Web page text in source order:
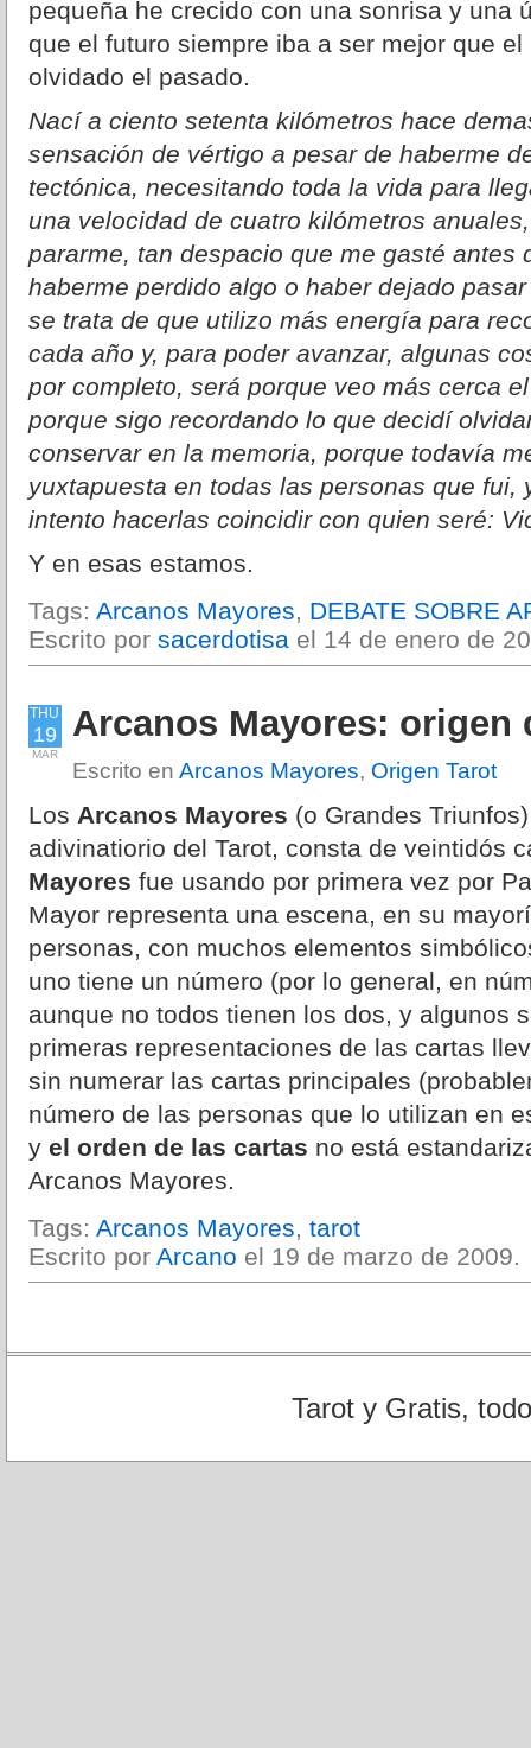
pequeña he crecido con una sonrisa y una
que el futuro siempre iba a ser mejor que
olvidado el pasado.
Nací a ciento setenta kilómetros hace
sensación de vértigo a pesar de haberme
tectónica, necesitando toda la vida para
una velocidad de cuatro kilómetros
pararme, tan despacio que me gasté antes
haberme perdido algo o haber dejado
se trata de que utilizo más energía para
cada año y, para poder avanzar, algunas
por completo, será porque veo más cerca
porque sigo recordando lo que decidí
conservar en la memoria, porque todavía
yuxtapuesta en todas las personas que fui,
intento hacerlas coincidir con quien seré:
Y en esas estamos.
Tags: Arcanos Mayores
DEBATE SOBRE
Escrito por sacerdotisa el 14 de enero de
THU
19
MAR
Arcanos Mayores: origen
Escrito en Arcanos Mayores, Origen Tarot
Los Arcanos Mayores (o Grandes
adivinatiorio del Tarot, consta de veintidós
Mayores fue usando por primera vez por
Mayor representa una escena, en su
personas, con muchos elementos
uno tiene un número (por lo general, en
aunque no todos tienen los dos, y algunos
primeras representaciones de las cartas
sin numerar las cartas principales
número de las personas que lo utilizan en
y el orden de las cartas no está
Arcanos Mayores.
Tags: Arcanos Mayores, tarot
Escrito por Arcano el 19 de marzo de 2009.
Tarot y Gratis,